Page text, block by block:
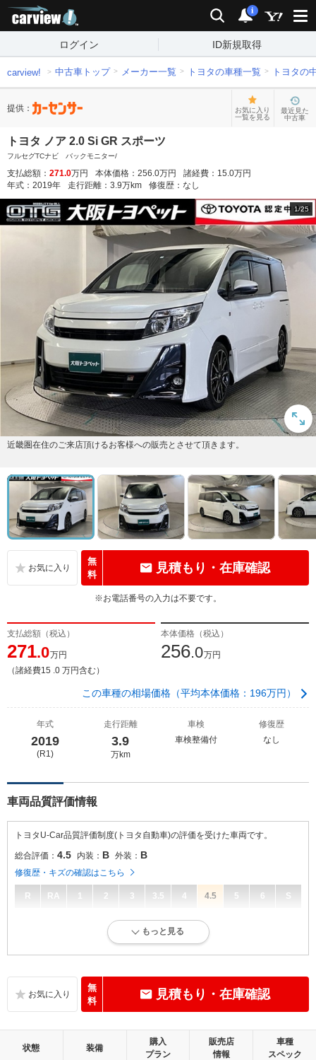
検索 通知
i
ログイン ID新規取得
carview! 中古車トップ メーカー一覧 トヨタの車種一覧 トヨタの
提供：
お気に入り
一覧を見る
最近見た
中古車
トヨタ ノア 2.0 Si GR スポーツ
フルセグTCナビ バックモニター/
支払総額： 271.0万円 本体価格： 256.0万円 諸経費： 15.0万円
年式： 2019年 走行距離： 3.9万km 修復歴： なし
1/25
近畿圏在住のご来店頂けるお客様への販売とさせて頂きます。
無
料
見積もり・在庫確認
※お電話番号の入力は不要です。
支払総額（税込）
271.0万円
（諸経費15 .0 万円含む）
本体価格（税込）
256.0万円
この車種の相場価格（平均本体価格：196万円）
年式
2019
(R1)
走行距離
3.9
万km
車検
車検整備付
修復歴
なし
車両品質評価情報
トヨタU-Car品質評価制度(トヨタ自動車)の評価を受けた車両です。
総合評価： 4.5 内装： B 外装： B
修復歴・キズの確認はこちら
R RA 1 2 3 3.5 4 4.5 5 6 S
走行距離が10万キロ以内で、きれいな状態です。
いたみ、汚れなどは少なく、全体的に良好な状態です。
とんどない良好な状態です。
もっと見る
無
料
見積もり・在庫確認
状態 装備
購入
プラン
販売店
情報
車種
スペック